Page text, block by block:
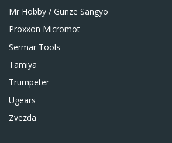
Mr Hobby / Gunze Sangyo
Proxxon Micromot
Sermar Tools
Tamiya
Trumpeter
Ugears
Zvezda